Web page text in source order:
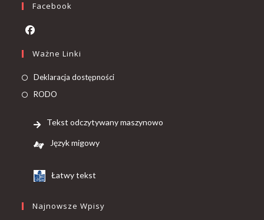
Facebook
Ważne Linki
Deklaracja dostępności
RODO
Tekst odczytywany maszynowo
Język migowy
Łatwy tekst
Najnowsze Wpisy